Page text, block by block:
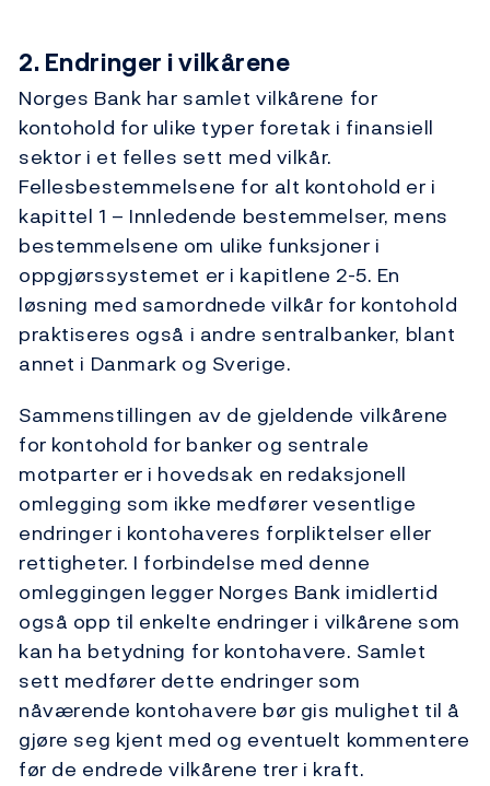
2. Endringer i vilkårene
Norges Bank har samlet vilkårene for
kontohold for ulike typer foretak i finansiell
sektor i et felles sett med vilkår.
Fellesbestemmelsene for alt kontohold er i
kapittel 1 – Innledende bestemmelser, mens
bestemmelsene om ulike funksjoner i
oppgjørssystemet er i kapitlene 2-5. En
løsning med samordnede vilkår for kontohold
praktiseres også i andre sentralbanker, blant
annet i Danmark og Sverige.
Sammenstillingen av de gjeldende vilkårene
for kontohold for banker og sentrale
motparter er i hovedsak en redaksjonell
omlegging som ikke medfører vesentlige
endringer i kontohaveres forpliktelser eller
rettigheter. I forbindelse med denne
omleggingen legger Norges Bank imidlertid
også opp til enkelte endringer i vilkårene som
kan ha betydning for kontohavere. Samlet
sett medfører dette endringer som
nåværende kontohavere bør gis mulighet til å
gjøre seg kjent med og eventuelt kommentere
før de endrede vilkårene trer i kraft.